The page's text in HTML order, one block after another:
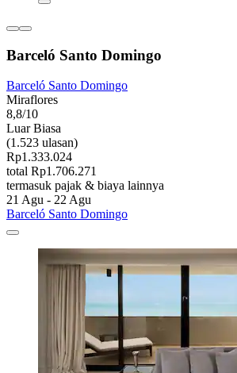
Barceló Santo Domingo
Barceló Santo Domingo
Miraflores
8,8/10
Luar Biasa
(1.523 ulasan)
Rp1.333.024
total Rp1.706.271
termasuk pajak & biaya lainnya
21 Agu - 22 Agu
Barceló Santo Domingo